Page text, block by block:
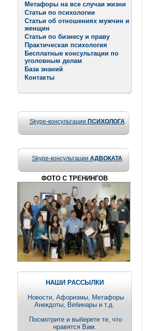
Метафоры на все случаи жизни
Статьи по психологии
Статьи об отношениях мужчин и
женщин
Статьи по бизнесу и праву
Практическая психология
Бесплатные консультации по
уголовным делам
База знаний
Контакты
Skype-консультации ПСИХОЛОГА
Skype-консультации АДВОКАТА
ФОТО С ТРЕНИНГОВ
НАШИ РАССЫЛКИ
Новости, Aфоризмы, Метафоры
Анекдоты, Вебинары и т.д.
Посмотрите и выберете те, что
нравятся Вам.